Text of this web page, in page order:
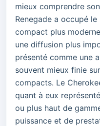
mieux comprendre
Renegade a occupé
compact plus
une diffusion plus
présenté comme une
souvent mieux finie
compacts. Le
quant à eux
ou plus haut de
puissance et de